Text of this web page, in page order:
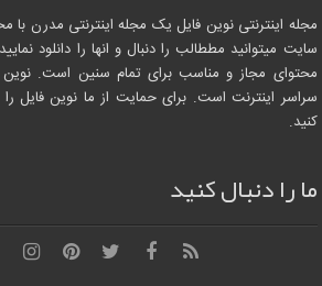
مجله اینترنتی نوین فایل یک مجله اینترنتی مدرن
سایت میتوانید مططالب را دنبال و انها را دانلود
محتوای مجاز و مناسب برای تمام سنین است. نوین
سراسر اینترنت است. برای حمایت از ما نوین فایل
کنید.
ما را دنبال کنید